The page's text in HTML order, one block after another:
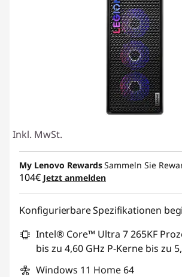
Inkl. MwSt.
My Lenovo RewardsSammeln Sie
104€ Jetzt anmelden
Konfigurierbare Spezifikationen
Intel® Core™ Ultra 7 265KF
bis zu 4,60 GHz P-Kerne bis zu
Windows 11 Home 64